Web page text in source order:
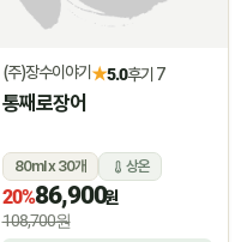
(주)장수이야기 ★5.0후기 7
통째로장어
80ml x 30개 상온
20%86,900원
108,700원